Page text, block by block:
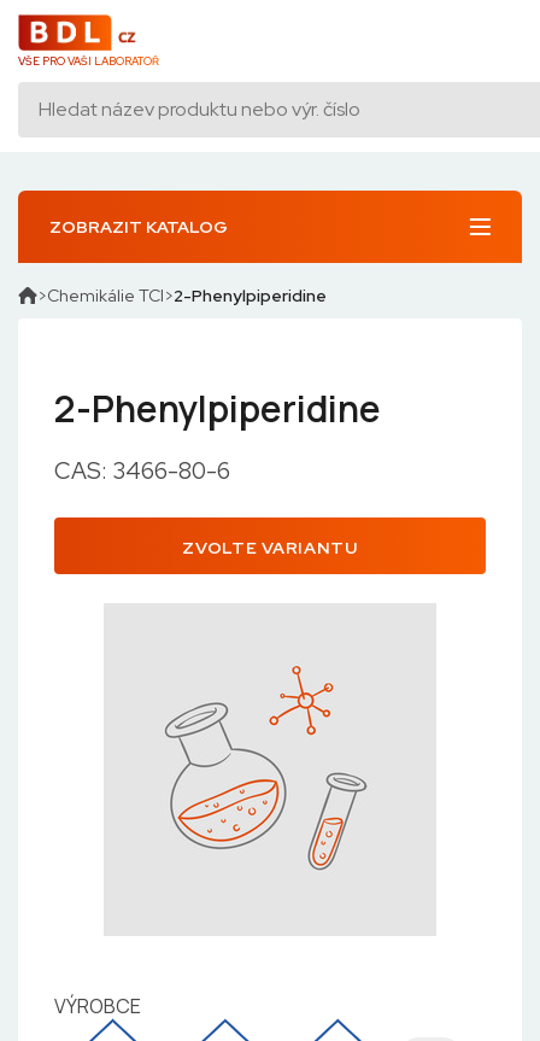
VŠE PRO VAŠI LABORATOŘ
ZOBRAZIT KATALOG
Chemikálie TCI 2-Phenylpiperidine
2-Phenylpiperidine
CAS: 3466-80-6
ZVOLTE VARIANTU
VÝROBCE